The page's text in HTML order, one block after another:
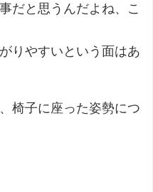
だと思うんだよね、こ
りやすいという面はあ
椅子に座った姿勢につ